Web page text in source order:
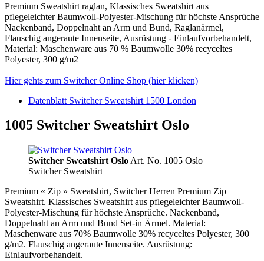
Premium Sweatshirt raglan, Klassisches Sweatshirt aus
pflegeleichter Baumwoll-Polyester-Mischung für höchste Ansprüche
Nackenband, Doppelnaht an Arm und Bund, Raglanärmel,
Flauschig angeraute Innenseite, Ausrüstung - Einlaufvorbehandelt,
Material: Maschenware aus 70 % Baumwolle 30% recyceltes
Polyester, 300 g/m2
Hier gehts zum Switcher Online Shop (hier klicken)
Datenblatt Switcher Sweatshirt 1500 London
1005 Switcher Sweatshirt Oslo
Switcher Sweatshirt Oslo Art. No. 1005 Oslo
Switcher Sweatshirt
Premium « Zip » Sweatshirt, Switcher Herren Premium Zip
Sweatshirt. Klassisches Sweatshirt aus pflegeleichter Baumwoll-
Polyester-Mischung für höchste Ansprüche. Nackenband,
Doppelnaht an Arm und Bund Set-in Ärmel. Material:
Maschenware aus 70% Baumwolle 30% recyceltes Polyester, 300
g/m2. Flauschig angeraute Innenseite. Ausrüstung:
Einlaufvorbehandelt.